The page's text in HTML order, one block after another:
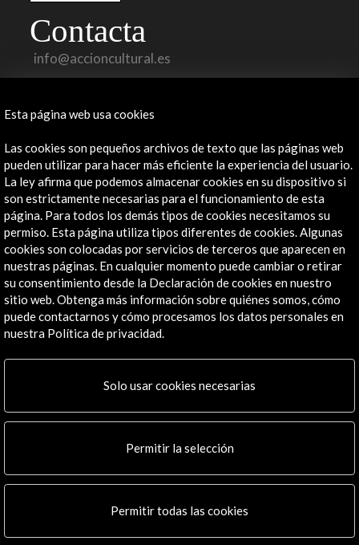
Contacta
info@accioncultural.es
José Abascal, 4 - 4º
Canales de contacto
Explora
Institucional
Actividades
Programa PICE
Residencias
Noticias
Multimedia
Boletín digital
Logo y crédito a AC/E
Conecta
X (Twitter)
Esta página web usa cookies
Las cookies son pequeños archivos de texto que las páginas web
pueden utilizar para hacer más eficiente la experiencia del usuario.
La ley afirma que podemos almacenar cookies en su dispositivo si
son estrictamente necesarias para el funcionamiento de esta
página. Para todos los demás tipos de cookies necesitamos su
permiso. Esta página utiliza tipos diferentes de cookies. Algunas
cookies son colocadas por servicios de terceros que aparecen en
nuestras páginas. En cualquier momento puede cambiar o retirar
su consentimiento desde la Declaración de cookies en nuestro
sitio web. Obtenga más información sobre quiénes somos, cómo
puede contactarnos y cómo procesamos los datos personales en
nuestra Política de privacidad.
Solo usar cookies necesarias
Permitir la selección
Permitir todas las cookies